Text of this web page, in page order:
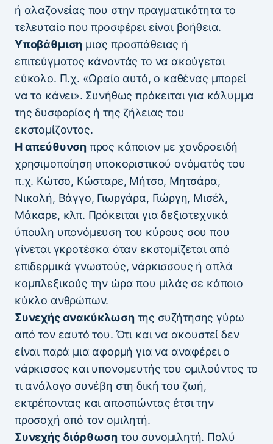
ή αλαζονείας που στην πραγματικότητα το
τελευταίο που προσφέρει είναι βοήθεια.
Υποβάθμιση μιας προσπάθειας ή
επιτεύγματος κάνοντάς το να ακούγεται
εύκολο. Π.χ. «Ωραίο αυτό, ο καθένας μπορεί
να το κάνει». Συνήθως πρόκειται για κάλυμμα
της δυσφορίας ή της ζήλειας του
εκστομίζοντος.
Η απεύθυνση προς κάποιον με χονδροειδή
χρησιμοποίηση υποκοριστικού ονόματός του
π.χ. Κώτσο, Κώσταρε, Μήτσο, Μητσάρα,
Νικολή, Βάγγο, Γιωργάρα, Γιώργη, Μισέλ,
Μάκαρε, κλπ. Πρόκειται για δεξιοτεχνικά
ύπουλη υπονόμευση του κύρους σου που
γίνεται γκροτέσκα όταν εκστομίζεται από
επιδερμικά γνωστούς, νάρκισσους ή απλά
κομπλεξικούς την ώρα που μιλάς σε κάποιο
κύκλο ανθρώπων.
Συνεχής ανακύκλωσητης συζήτησης γύρω
από τον εαυτό του. Ότι και να ακουστεί δεν
είναι παρά μια αφορμή για να αναφέρει ο
νάρκισσος και υπονομευτής του ομιλούντος το
τι ανάλογο συνέβη στη δική του ζωή,
εκτρέποντας και αποσπώντας έτσι την
προσοχή από τον ομιλητή.
Συνεχής διόρθωση του συνομιλητή. Πολύ